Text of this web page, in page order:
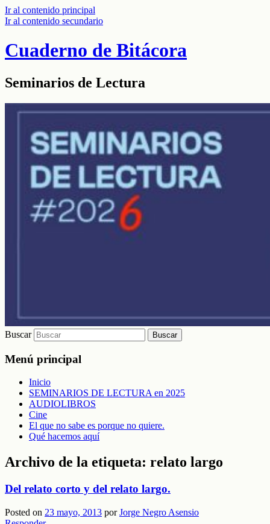
Ir al contenido principal
Ir al contenido secundario
Cuaderno de Bitácora
Seminarios de Lectura
Buscar
Menú principal
Inicio
SEMINARIOS DE LECTURA en 2025
AUDIOLIBROS
Cine
El que no sabe es porque no quiere.
Qué hacemos aquí
Archivo de la etiqueta: relato largo
Del relato corto y del relato largo.
Posted on 23 mayo, 2013 porJorge Negro Asensio